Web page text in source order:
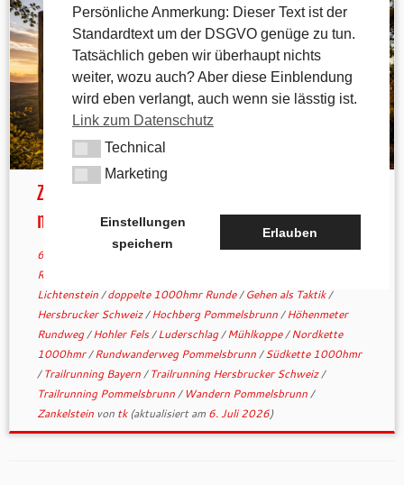
Zweimal durch die Acht: Warum der 1000hmr
mehr ist als ...
6. Juli 2026 Allgemein verschlagwortet1000 Höhenmeter
Rundweg
Lichtenstein/doppelte 1000hmr Runde/Gehen als Taktik/
Hersbrucker Schweiz/Hochberg Pommelsbrunn/Höhenmeter
Rundweg/Hohler Fels/Luderschlag/Mühlkoppe/Nordkette
1000hmr/Rundwanderweg Pommelsbrunn/Südkette 1000hmr
/Trailrunning Bayern/Trailrunning Hersbrucker Schweiz/
Trailrunning Pommelsbrunn/ Wandern Pommelsbrunn/
Zankelstein von tk(aktualisiert am 6. Juli 2026)
Persönliche Anmerkung: Dieser Text ist der
Standardtext um der DSGVO genüge zu tun.
Tatsächlich geben wir überhaupt nichts
weiter, wozu auch? Aber diese Einblendung
wird eben verlangt, auch wenn sie lässtig ist.
Link zum Datenschutz
TechnicalTechnical
MarketingMarketing
Einstellungen
speichern
Erlauben